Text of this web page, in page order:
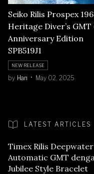
Seiko Rilis Prospex
Heritage Diver’s GMT
Anniversary Edition
SPB519J1
NEW RELEASE
by Han May 02, 2025
LATEST ARTICLES
Timex Rilis
Automatic GMT
Jubilee Style Bracelet